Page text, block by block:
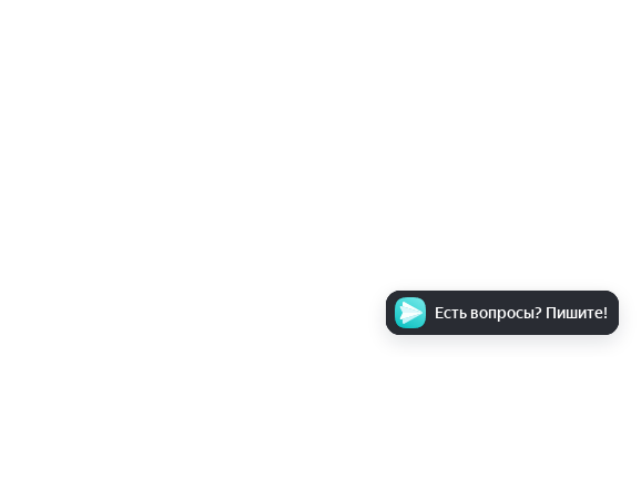
Есть вопросы? Пишите!